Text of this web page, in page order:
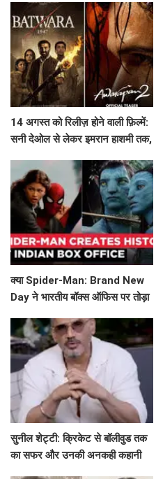
14 अगस्त को रिलीज़ होने वाली फ़िल्में:
सनी देओल से लेकर इमरान हाशमी तक,
क्या Spider-Man: Brand New
Day ने भारतीय बॉक्स ऑफिस पर तोड़ा
सुनील शेट्टी: क्रिकेट से बॉलीवुड तक
का सफर और उनकी अनकही कहानी